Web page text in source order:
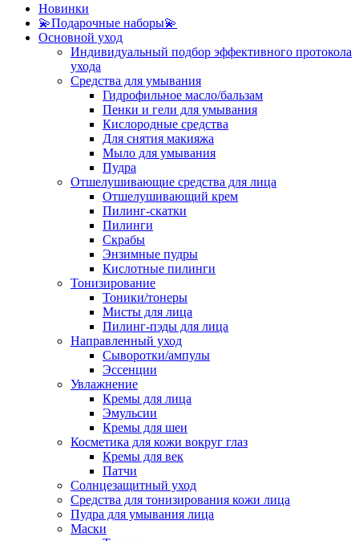
Новинки
💫Подарочные наборы💫
Основной уход
Индивидуальный подбор эффективного протокола
ухода
Средства для умывания
Гидрофильное масло/бальзам
Пенки и гели для умывания
Кислородные средства
Для снятия макияжа
Мыло для умывания
Пудра
Отшелушивающие средства для лица
Отшелушивающий крем
Пилинг-скатки
Пилинги
Скрабы
Энзимные пудры
Кислотные пилинги
Тонизирование
Тоники/тонеры
Мисты для лица
Пилинг-пэды для лица
Направленный уход
Сыворотки/ампулы
Эссенции
Увлажнение
Кремы для лица
Эмульсии
Кремы для шеи
Косметика для кожи вокруг глаз
Кремы для век
Патчи
Солнцезащитный уход
Средства для тонизирования кожи лица
Пудра для умывания лица
Маски